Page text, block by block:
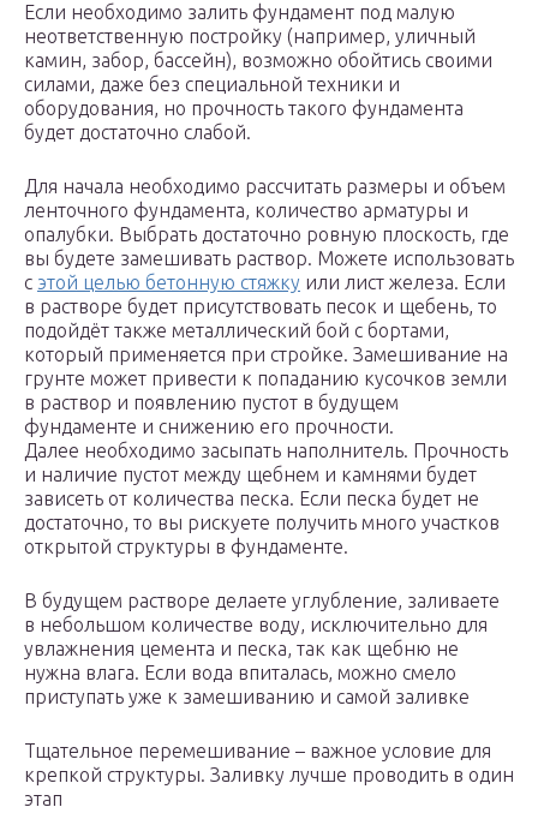
Если необходимо залить фундамент под малую
неответственную постройку (например, уличный
камин, забор, бассейн), возможно обойтись своими
силами, даже без специальной техники и
оборудования, но прочность такого фундамента
будет достаточно слабой.
Для начала необходимо рассчитать размеры и объем
ленточного фундамента, количество арматуры и
опалубки. Выбрать достаточно ровную плоскость, где
вы будете замешивать раствор. Можете использовать
с этой целью бетонную стяжку или лист железа. Если
в растворе будет присутствовать песок и щебень, то
подойдёт также металлический бой с бортами,
который применяется при стройке. Замешивание на
грунте может привести к попаданию кусочков земли
в раствор и появлению пустот в будущем
фундаменте и снижению его прочности.
Далее необходимо засыпать наполнитель. Прочность
и наличие пустот между щебнем и камнями будет
зависеть от количества песка. Если песка будет не
достаточно, то вы рискуете получить много участков
открытой структуры в фундаменте.
В будущем растворе делаете углубление, заливаете
в небольшом количестве воду, исключительно для
увлажнения цемента и песка, так как щебню не
нужна влага. Если вода впиталась, можно смело
приступать уже к замешиванию и самой заливке
Тщательное перемешивание – важное условие для
крепкой структуры. Заливку лучше проводить в один
этап